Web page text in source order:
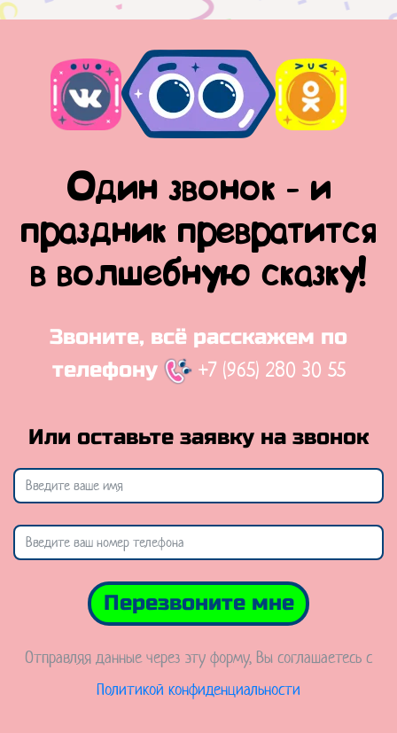
Один звонок - и
праздник превратится
в волшебную сказку!
Звоните, всё расскажем по
телефону
+7 (965) 280 30 55
Или оставьте заявку на звонок
Перезвоните мне
Отправляя данные через эту форму, Вы соглашаетесь с
Политикой конфиденциальности